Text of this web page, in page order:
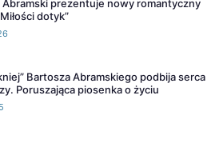
Abramski prezentuje nowy romantyczny
dotyk”
Bartosza Abramskiego podbija serca
Poruszająca piosenka o życiu